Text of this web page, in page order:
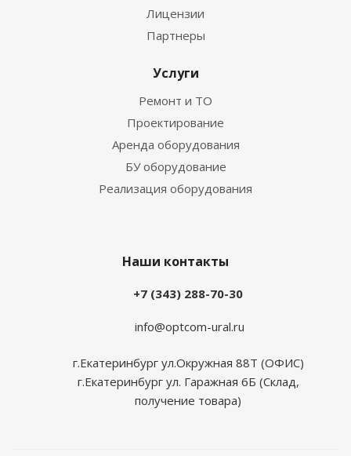
Лицензии
Партнеры
Услуги
Ремонт и ТО
Проектирование
Аренда оборудования
БУ оборудование
Реализация оборудования
Наши контакты
+7 (343) 288-70-30
info@optcom-ural.ru
г.Екатеринбург ул.Окружная 88Т (ОФИС)
г.Екатеринбург ул. Гаражная 6Б (Склад,
получение товара)